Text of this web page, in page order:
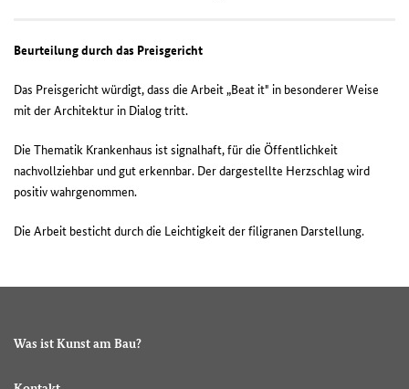
Beurteilung durch das Preisgericht
Das Preisgericht würdigt, dass die Arbeit „Beat it" in besonderer Weise
mit der Architektur in Dialog tritt.
Die Thematik Krankenhaus ist signalhaft, für die Öffentlichkeit
nachvollziehbar und gut erkennbar. Der dargestellte Herzschlag wird
positiv wahrgenommen.
Die Arbeit besticht durch die Leichtigkeit der filigranen Darstellung.
Was ist Kunst am Bau?